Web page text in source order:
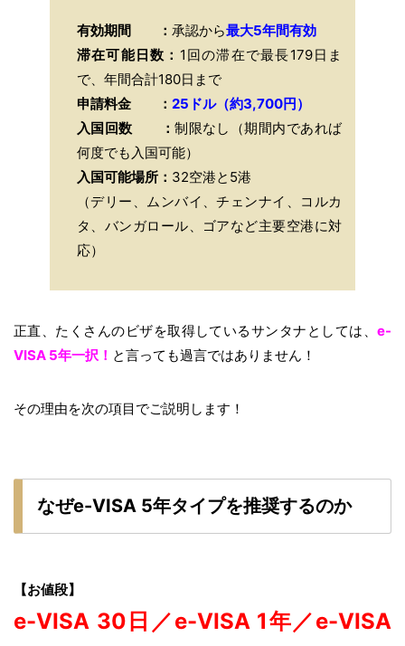
有効期間 ： 承認から最大5年間有効
滞在可能日数： 1回の滞在で最長179日ま
で、年間合計180日まで
申請料金 ： 25 ドル（約3,700円）
入国回数 ：制限なし（期間内であれば
何度でも入国可能）
入国可能場所： 32空港と5港
（デリー、ムンバイ、チェンナイ、コルカ
タ、バンガロール、ゴアなど主要空港に対
応）
正直、たくさんのビザを取得しているサンタナとしては、 e-
VISA 5年一択！ と言っても過言ではありません！
その理由を次の項目でご説明します！
なぜe-VISA 5年タイプを推奨するのか
【お値段】
e-VISA 30日／e-VISA 1年／e-VISA